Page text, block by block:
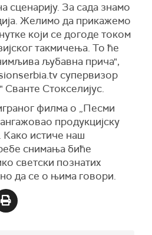
сценарију. За сада знамо
Желимо да прикажемо
који се догоде током
такмичења. То ће
љубавна прича",
супервизор
Стокселијус.
филма о „Песми
продукцијску
Како истиче наш
снимања биће
светски познатих
да се о њима говори.